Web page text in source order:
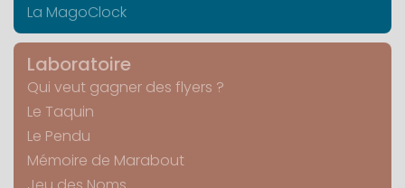
La MagoClock
Laboratoire
Qui veut gagner des flyers ?
Le Taquin
Le Pendu
Mémoire de Marabout